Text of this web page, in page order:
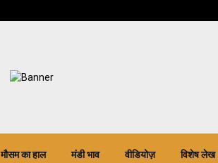
मौसम का हाल मंडी भाव वीडियोज़ विशेष लेख